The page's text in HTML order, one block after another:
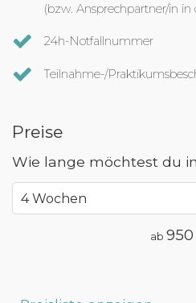
(bzw. Ansprechpartner/in in
24h-Notfallnummer
Teilnahme-/
Preise
Wie lange möchtest du
ab